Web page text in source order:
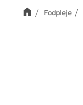
Fodpleje